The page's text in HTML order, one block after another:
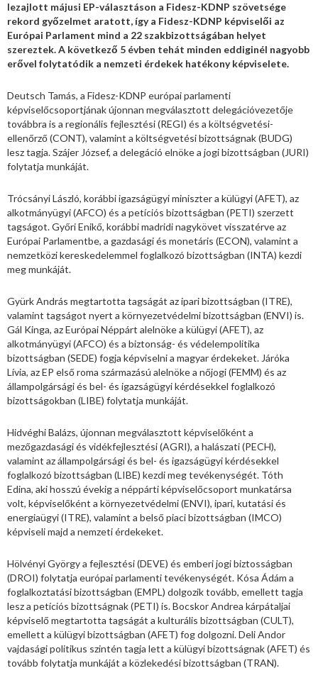
lezajlott májusi EP-választáson a Fidesz-KDNP szövetsége
rekord győzelmet aratott, így a Fidesz-KDNP képviselői az
Európai Parlament mind a 22 szakbizottságában helyet
szereztek. A következő 5 évben tehát minden eddiginél nagyobb
erővel folytatódik a nemzeti érdekek hatékony képviselete.
Deutsch Tamás, a Fidesz-KDNP európai parlamenti
képviselőcsoportjának újonnan megválasztott delegációvezetője
továbbra is a regionális fejlesztési (REGI) és a költségvetési-
ellenőrző (CONT), valamint a költségvetési bizottságnak (BUDG)
lesz tagja. Szájer József, a delegáció elnöke a jogi bizottságban (JURI)
folytatja munkáját.
Trócsányi László, korábbi igazságügyi miniszter a külügyi (AFET), az
alkotmányügyi (AFCO) és a petíciós bizottságban (PETI) szerzett
tagságot. Győri Enikő, korábbi madridi nagykövet visszatérve az
Európai Parlamentbe, a gazdasági és monetáris (ECON), valamint a
nemzetközi kereskedelemmel foglalkozó bizottságban (INTA) kezdi
meg munkáját.
Gyürk András megtartotta tagságát az ipari bizottságban (ITRE),
valamint tagságot nyert a környezetvédelmi bizottságban (ENVI) is.
Gál Kinga, az Európai Néppárt alelnöke a külügyi (AFET), az
alkotmányügyi (AFCO) és a biztonság- és védelempolitika
bizottságban (SEDE) fogja képviselni a magyar érdekeket. Járóka
Lívia, az EP első roma származású alelnöke a nőjogi (FEMM) és az
állampolgársági és bel- és igazságügyi kérdésekkel foglalkozó
bizottságokban (LIBE) folytatja munkáját.
Hidvéghi Balázs, újonnan megválasztott képviselőként a
mezőgazdasági és vidékfejlesztési (AGRI), a halászati (PECH),
valamint az állampolgársági és bel- és igazságügyi kérdésekkel
foglalkozó bizottságban (LIBE) kezdi meg tevékenységét. Tóth
Edina, aki hosszú évekig a néppárti képviselőcsoport munkatársa
volt, képviselőként a környezetvédelmi (ENVI), ipari, kutatási és
energiaügyi (ITRE), valamint a belső piaci bizottságban (IMCO)
képviseli majd a nemzeti érdekeket.
Hölvényi György a fejlesztési (DEVE) és emberi jogi biztosságban
(DROI) folytatja európai parlamenti tevékenységét. Kósa Ádám a
foglalkoztatási bizottságban (EMPL) dolgozik tovább, emellett tagja
lesz a petíciós bizottságnak (PETI) is. Bocskor Andrea kárpátaljai
képviselő megtartotta tagságát a kulturális bizottságban (CULT),
emellett a külügyi bizottságban (AFET) fog dolgozni. Deli Andor
vajdasági politikus szintén tagja lett a külügyi bizottságnak (AFET) és
tovább folytatja munkáját a közlekedési bizottságban (TRAN).